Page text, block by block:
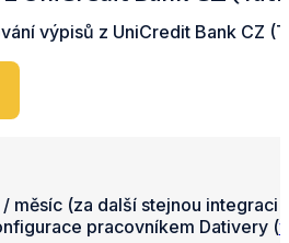
výpisů z UniCredit Bank CZ
měsíc (za další stejnou integraci
pracovníkem Dativery (